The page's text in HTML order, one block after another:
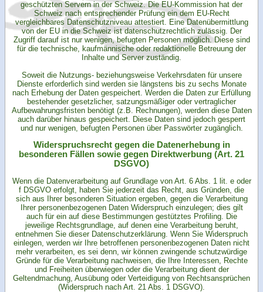
geschützten Servern in der Schweiz. Die EU-Kommission hat der
Schweiz nach entsprechender Prüfung ein dem EU-Recht
vergleichbares Datenschutzniveau attestiert. Eine Datenübermittlung
von der EU in die Schweiz ist datenschutzrechtlich zulässig. Der
Zugriff darauf ist nur wenigen, befugten Personen möglich. Diese sind
für die technische, kaufmännische oder redaktionelle Betreuung der
Inhalte und Server zuständig.
Soweit die Nutzungs- beziehungsweise Verkehrsdaten für unsere
Dienste erforderlich sind werden sie längstens bis zu sechs Monate
nach Erhebung der Daten gespeichert. Werden die Daten zur Erfüllung
bestehender gesetzlicher, satzungsmäßiger oder vertraglicher
Aufbewahrungsfristen benötigt (z.B. Rechnungen), werden diese Daten
auch darüber hinaus gespeichert. Diese Daten sind jedoch gesperrt
und nur wenigen, befugten Personen über Passwörter zugänglich.
Widerspruchsrecht gegen die Datenerhebung in
besonderen Fällen sowie gegen Direktwerbung (Art. 21
DSGVO)
Wenn die Datenverarbeitung auf Grundlage von Art. 6 Abs. 1 lit. e oder
f DSGVO erfolgt, haben Sie jederzeit das Recht, aus Gründen, die
sich aus Ihrer besonderen Situation ergeben, gegen die Verarbeitung
Ihrer personenbezogenen Daten Widerspruch einzulegen; dies gilt
auch für ein auf diese Bestimmungen gestütztes Profiling. Die
jeweilige Rechtsgrundlage, auf denen eine Verarbeitung beruht,
entnehmen Sie dieser Datenschutzerklärung. Wenn Sie Widerspruch
einlegen, werden wir Ihre betroffenen personenbezogenen Daten nicht
mehr verarbeiten, es sei denn, wir können zwingende schutzwürdige
Gründe für die Verarbeitung nachweisen, die Ihre Interessen, Rechte
und Freiheiten überwiegen oder die Verarbeitung dient der
Geltendmachung, Ausübung oder Verteidigung von Rechtsansprüchen
(Widerspruch nach Art. 21 Abs. 1 DSGVO).